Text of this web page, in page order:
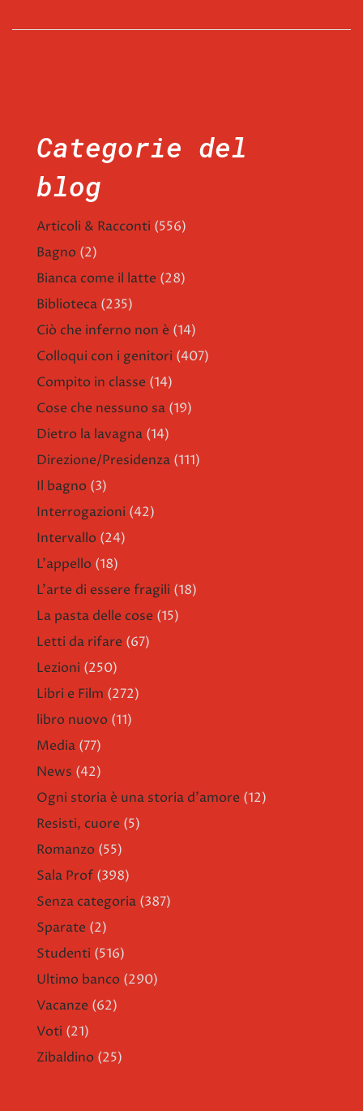
Categorie del
blog
Articoli & Racconti (556)
Bagno (2)
Bianca come il latte (28)
Biblioteca (235)
Ciò che inferno non è (14)
Colloqui con i genitori (407)
Compito in classe (14)
Cose che nessuno sa (19)
Dietro la lavagna (14)
Direzione/Presidenza (111)
Il bagno (3)
Interrogazioni (42)
Intervallo (24)
L'appello (18)
L'arte di essere fragili (18)
La pasta delle cose (15)
Letti da rifare (67)
Lezioni (250)
Libri e Film (272)
libro nuovo (11)
Media (77)
News (42)
Ogni storia è una storia d'amore (12)
Resisti, cuore (5)
Romanzo (55)
Sala Prof (398)
Senza categoria (387)
Sparate (2)
Studenti (516)
Ultimo banco (290)
Vacanze (62)
Voti (21)
Zibaldino (25)